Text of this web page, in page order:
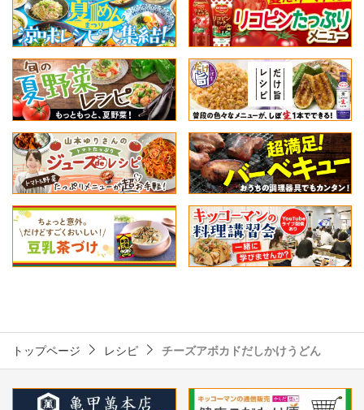
トップページ レシピ チーズアボカドだしかけうどん